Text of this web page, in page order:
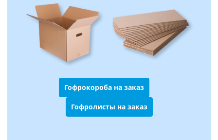
Гофрокороба на заказ
Гофролисты на заказ